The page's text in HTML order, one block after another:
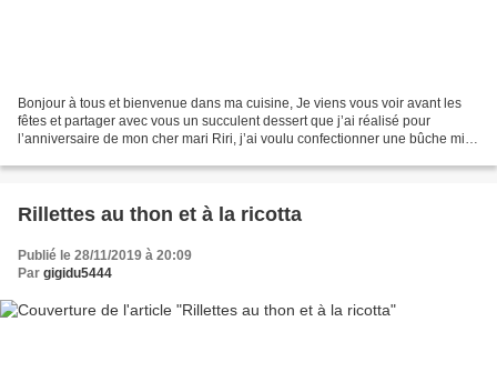
Bonjour à tous et bienvenue dans ma cuisine, Je viens vous voir avant les
fêtes et partager avec vous un succulent dessert que j’ai réalisé pour
l’anniversaire de mon cher mari Riri, j’ai voulu confectionner une bûche mi
Rillettes au thon et à la ricotta
Publié le 28/11/2019 à 20:09
Par gigidu5444